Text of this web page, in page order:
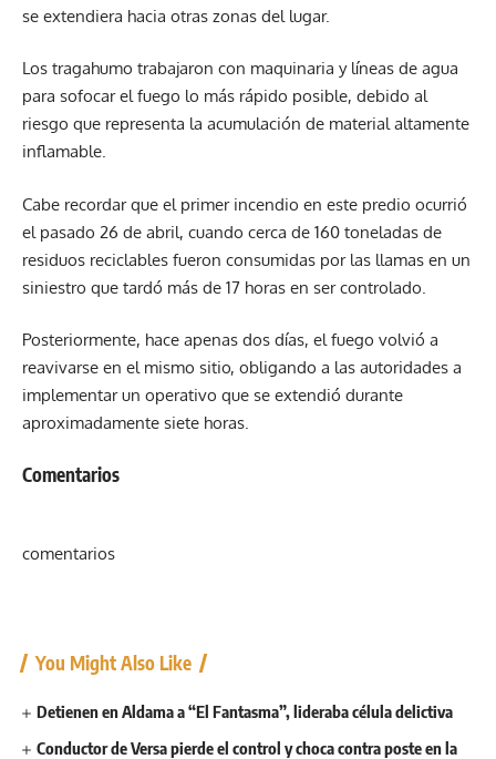
se extendiera hacia otras zonas del lugar.
Los tragahumo trabajaron con maquinaria y líneas de agua
para sofocar el fuego lo más rápido posible, debido al
riesgo que representa la acumulación de material altamente
inflamable.
Cabe recordar que el primer incendio en este predio ocurrió
el pasado 26 de abril, cuando cerca de 160 toneladas de
residuos reciclables fueron consumidas por las llamas en un
siniestro que tardó más de 17 horas en ser controlado.
Posteriormente, hace apenas dos días, el fuego volvió a
reavivarse en el mismo sitio, obligando a las autoridades a
implementar un operativo que se extendió durante
aproximadamente siete horas.
Comentarios
comentarios
You Might Also Like
Detienen en Aldama a “El Fantasma”, lideraba célula delictiva
Conductor de Versa pierde el control y choca contra poste en la